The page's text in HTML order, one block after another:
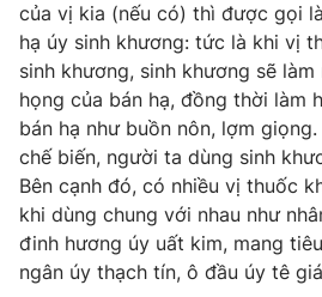
Tổng đài VTV:024.38 355 931 -
Ðiện thoại Thời báo VTV:024.66 897
Email:
toasoan@vtv.vn
Liên hệ quảng cáo: 024-7300.7108
của vị kia (nếu có) thì được gọi
hạ úy sinh khương: tức là khi vị
sinh khương, sinh khương sẽ
họng của bán hạ, đồng thời làm
bán hạ như buồn nôn, lợm
chế biến, người ta dùng sinh
Bên cạnh đó, có nhiều vị thuốc
khi dùng chung với nhau như
đinh hương úy uất kim, mang
ngân úy thạch tín, ô đầu úy tê